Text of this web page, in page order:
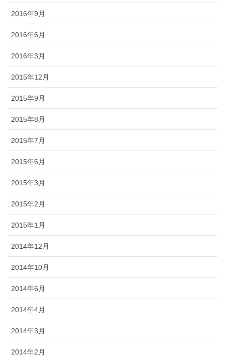
2016年9月
2016年6月
2016年3月
2015年12月
2015年9月
2015年8月
2015年7月
2015年6月
2015年3月
2015年2月
2015年1月
2014年12月
2014年10月
2014年6月
2014年4月
2014年3月
2014年2月